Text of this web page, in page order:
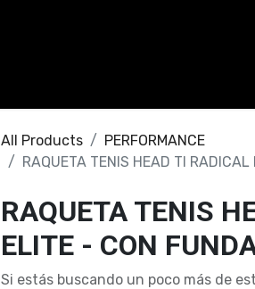
All Products
PERFORMANCE
RAQUETA TENIS HEAD TI
RAQUETA TENIS
ELITE - CON
Si estás buscando un poco más de